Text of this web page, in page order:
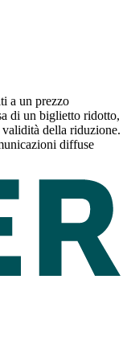
a un prezzo
di un biglietto ridotto,
validità della riduzione.
diffuse